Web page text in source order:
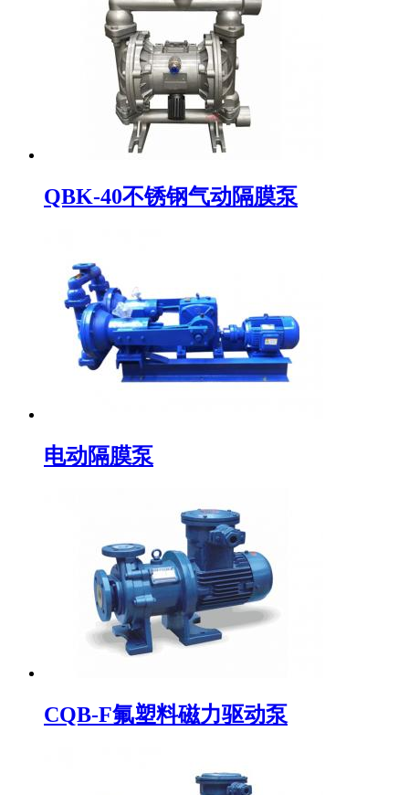
QBK-40不锈钢气动隔膜泵
电动隔膜泵
CQB-F氟塑料磁力驱动泵